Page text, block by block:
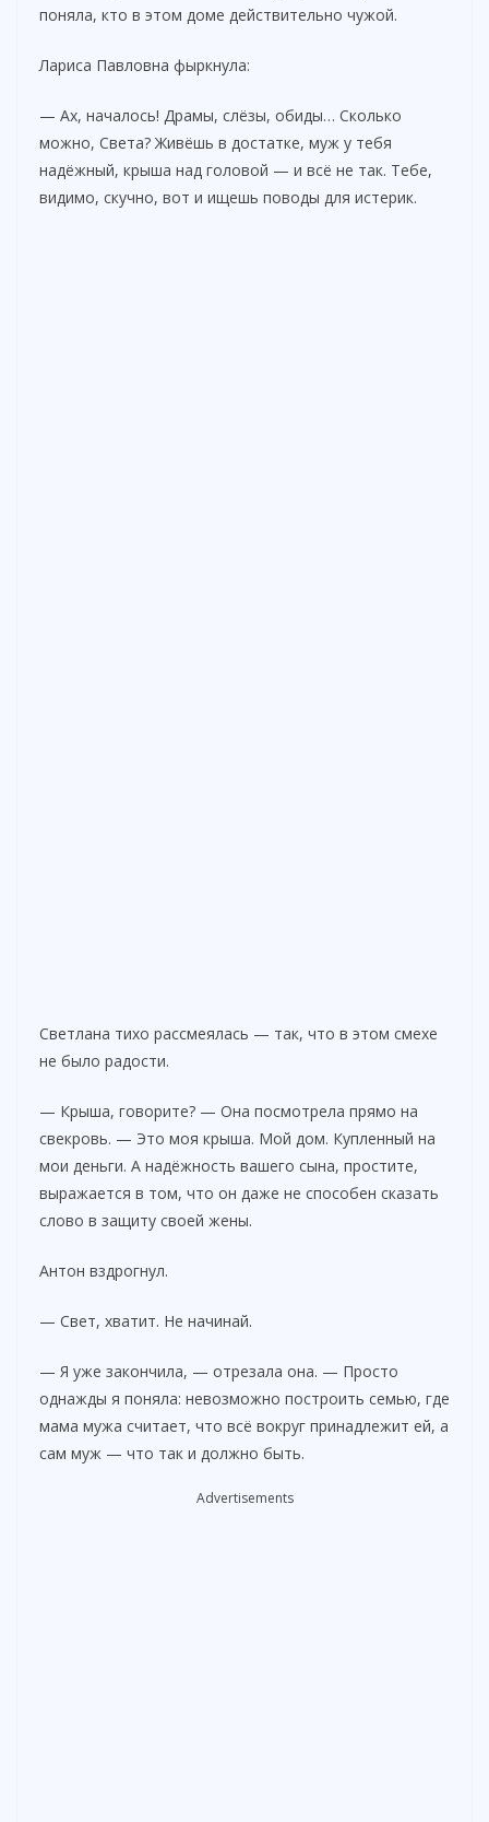
поняла, кто в этом доме действительно чужой.
Лариса Павловна фыркнула:
— Ах, началось! Драмы, слёзы, обиды… Сколько
можно, Света? Живёшь в достатке, муж у тебя
надёжный, крыша над головой — и всё не так. Тебе,
видимо, скучно, вот и ищешь поводы для истерик.
Светлана тихо рассмеялась — так, что в этом смехе
не было радости.
— Крыша, говорите? — Она посмотрела прямо на
свекровь. — Это моя крыша. Мой дом. Купленный на
мои деньги. А надёжность вашего сына, простите,
выражается в том, что он даже не способен сказать
слово в защиту своей жены.
Антон вздрогнул.
— Свет, хватит. Не начинай.
— Я уже закончила, — отрезала она. — Просто
однажды я поняла: невозможно построить семью, где
мама мужа считает, что всё вокруг принадлежит ей, а
сам муж — что так и должно быть.
Advertisements